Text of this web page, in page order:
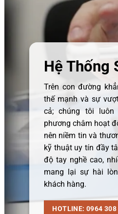
Hệ Thống
Trên con đường
thế mạnh và sự
cả; chúng tôi
phương châm hoạt
nên niềm tin và
kỹ thuật uy tín đầy
độ tay nghề cao,
mang lại sự hài
khách hàng.
HOTLINE: 0964 308